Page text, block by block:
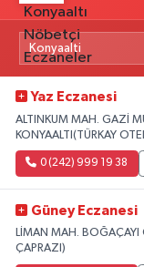
Yaz Eczanesi
ALTINKUM MAH. GAZİ
KONYAALTI(TÜRKAY
0 (242) 999 19 38
Güney Eczanesi
LİMAN MAH. BOĞAÇAYI
ÇAPRAZI)